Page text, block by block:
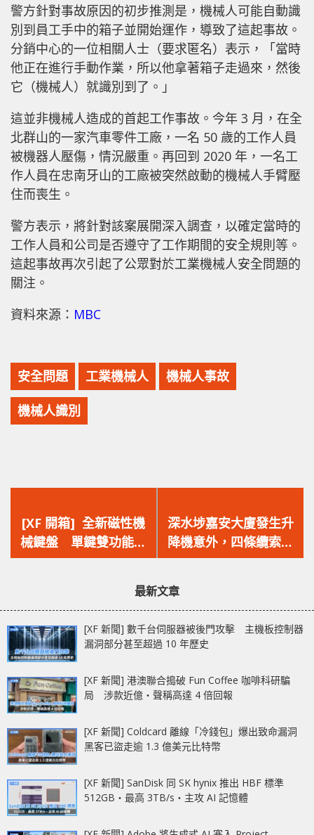
警方針對事故原因的初步推測是，機械人可能自動識
別到員工手中的箱子並開始運作，導致了這起事故。
分銷中心的一位相關人士（要求匿名）表示，「當時
他正在進行手動作業，所以他拿著箱子走過來，然後
它（機械人）就識別到了。」
這並非機械人造成的首起工作事故。今年 3 月，在全
北群山的一家汽車零件工廠，一名 50 歲的工作人員
被機器人壓傷，情況嚴重。再回到 2020 年，一名工
作人員在忠南牙山的工廠被突然啟動的機械人手臂壓
住而喪生。
警方表示，將針對該案展開深入調查，以確定當時的
工作人員和公司是否遵守了工作期間的安全規則等。
這起事故再次引起了公眾對於工業機械人安全問題的
關注。
資料來源： MBC
安全問題 工業機械人 機械人事故
機械人識別
一
篇
文
[XF 開箱] 全新磁性機
械鍵盤 單鍵雙功能‧
自訂觸發點‧雙層隔
一
篇
文
深水埗嘉安大廈發生升
降機意外，四條纜索斷
裂，幸無人受傷，機電
最新文章
[XF 新聞] 數千台伺服器被後門攻擊 主機板控制器
漏洞部分甚至超過 10 年歷史
[XF 新聞] 港澳聯合搗破 Fun Coffee 咖啡科研騙
局 涉款近億‧聲稱高達 4 倍回報
[XF 新聞] Coldcard 離線「冷錢包」爆出致命漏洞
黑客已盜走逾 1.3 億美元比特幣
[XF 新聞] SanDisk 同 SK hynix 推出 HBF 標準
512GB‧最高 3TB/s‧主攻 AI 記憶體